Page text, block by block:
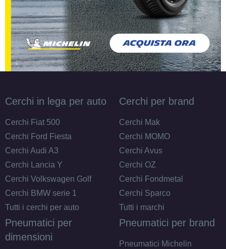
Disponibile
165/80 R13 83T
Disponibile
Disponibile
175/70 R13 82H B
Cerchi in lega per auto
Cerchi Fiat 500
Cerchi Ford Fiesta
Cerchi Audi A3
Cerchi Lancia Y
Cerchi Volkswagen Golf
Cerchi BMW serie 1
Tutti i cerchi per auto
Cerchi per brand
Cerchi Mak
Cerchi MOMO
Cerchi Avus
Cerchi OZ
Cerchi Fondmetal
Cerchi Sparco
Tutti i marchi
Pneumatici per
dimensioni
Pneumatici per brand
Pneumatici Michelin